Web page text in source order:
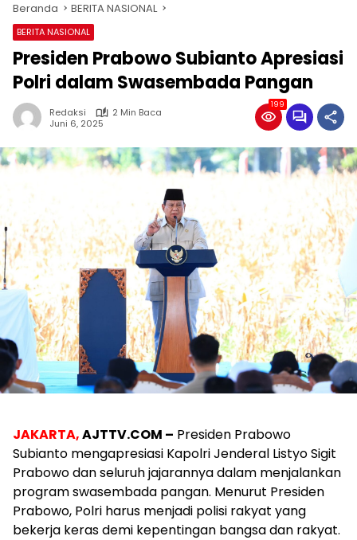
Beranda BERITA NASIONAL
BERITA NASIONAL
Presiden Prabowo Subianto Apresiasi
Polri dalam Swasembada Pangan
Redaksi
2 Min Baca
Juni 6, 2025
199
JAKARTA,AJTTV.COM – Presiden Prabowo
Subianto mengapresiasi Kapolri Jenderal Listyo Sigit
Prabowo dan seluruh jajarannya dalam menjalankan
program swasembada pangan. Menurut Presiden
Prabowo, Polri harus menjadi polisi rakyat yang
bekerja keras demi kepentingan bangsa dan rakyat.